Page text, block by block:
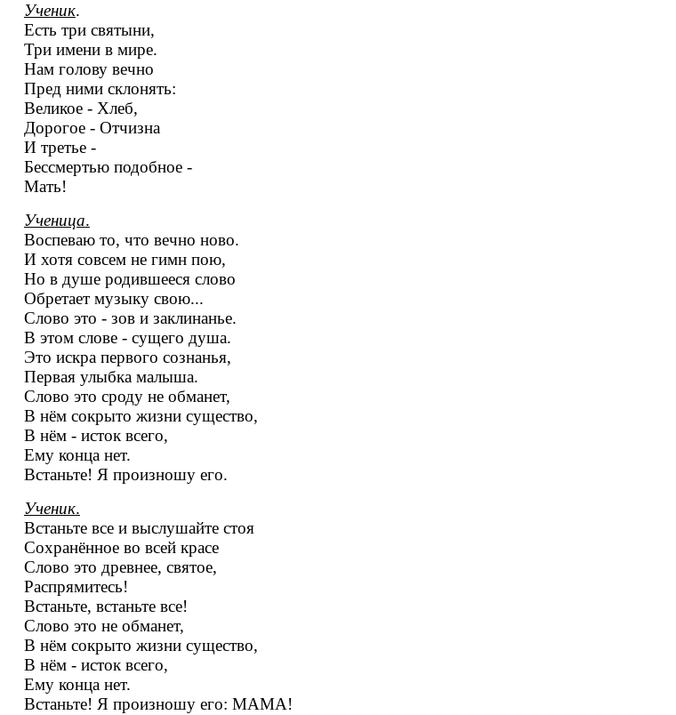
Ученик.
Есть три святыни,
Три имени в мире.
Нам голову вечно
Пред ними склонять:
Великое - Хлеб,
Дорогое - Отчизна
И третье -
Бессмертью подобное -
Мать!
Ученица.
Воспеваю то, что вечно ново.
И хотя совсем не гимн пою,
Но в душе родившееся слово
Обретает музыку свою...
Слово это - зов и заклинанье.
В этом слове - сущего душа.
Это искра первого сознанья,
Первая улыбка малыша.
Слово это сроду не обманет,
В нём сокрыто жизни существо,
В нём - исток всего,
Ему конца нет.
Встаньте! Я произношу его.
Ученик.
Встаньте все и выслушайте стоя
Сохранённое во всей красе
Слово это древнее, святое,
Распрямитесь!
Встаньте, встаньте все!
Слово это не обманет,
В нём сокрыто жизни существо,
В нём - исток всего,
Ему конца нет.
Встаньте! Я произношу его: МАМА!